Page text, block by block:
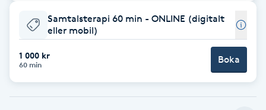
Damklippning
Dermapen
E
Samtalsterapi 60 min - ONLINE (digitalt
eller mobil)
1 000 kr
60 min Boka